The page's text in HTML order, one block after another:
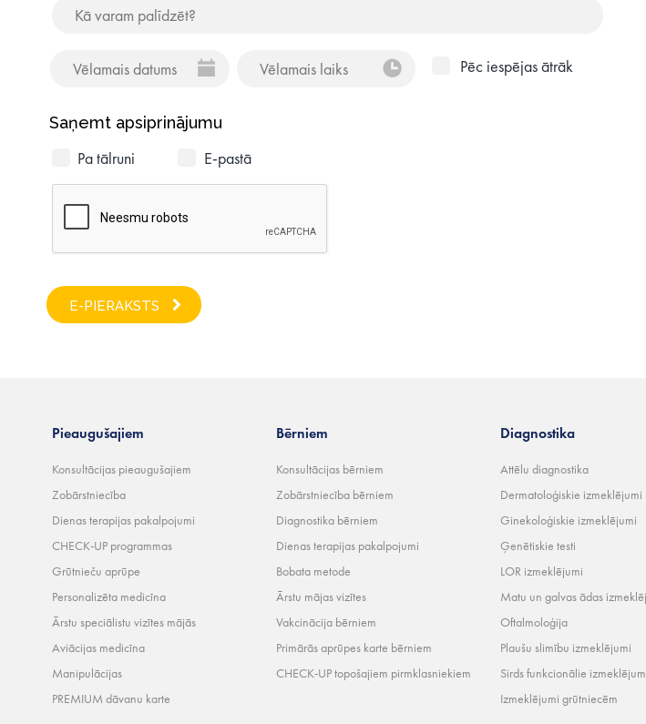
Pēc iespējas ātrāk
Saņemt apsiprinājumu
Pa tālruni E-pastā
E-PIERAKSTS
Pieaugušajiem
Konsultācijas pieaugušajiem
Zobārstniecība
Dienas terapijas pakalpojumi
CHECK-UP programmas
Grūtnieču aprūpe
Personalizēta medicīna
Ārstu speciālistu vizītes mājās
Aviācijas medicīna
Manipulācijas
PREMIUM dāvanu karte
Bērniem
Konsultācijas bērniem
Zobārstniecība bērniem
Diagnostika bērniem
Dienas terapijas pakalpojumi
Bobata metode
Ārstu mājas vizītes
Vakcinācija bērniem
Primārās aprūpes karte bērniem
CHECK-UP topošajiem pirmklasniekiem
Diagnostika
Attēlu diagnostika
Dermatoloģiskie izmeklējumi
Ginekoloģiskie izmeklējumi
Ģenētiskie testi
LOR izmeklējumi
Matu un galvas ādas
Oftalmoloģija
Plaušu slimību izmeklējumi
Sirds funkcionālie
Izmeklējumi grūtniecēm